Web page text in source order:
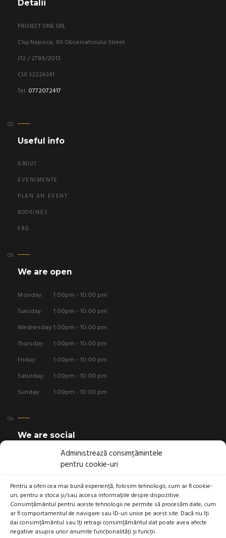
Administrează consimțămintele
pentru cookie-uri
Pentru a oferi cea mai bună experiență, folosim tehnologii, cum ar fi cookie-
uri, pentru a stoca și/sau accesa informațiile despre dispozitive.
Consimțământul pentru aceste tehnologii ne permite să procesăm date, cum
ar fi comportamentul de navigare sau ID-uri unice pe acest site. Dacă nu îți
dai consimțământul sau îți retragi consimțământul dat poate avea afecte
negative asupra unor anumite funcționalități și funcții.
Detalii
PROJECT ONE SRL
Cluj-Napoca, 90 Observatorului Street
J12 / 2789/2013
CUI 32226341
Tel: 0772072417
Useful info
ABOUT
EVENIMENTE
PLAN AN EVENT
BOOKINGS
FAQ
We are open
Monday:
1:00pm - 10:00 pm
Tuesday:
1:00pm - 10:00 pm
Wednesday:1:00pm - 10:00 pm
Thursday:
1:00pm - 10:00 pm
Friday:
1:00pm - 10:00 pm
Saturday:
1:00pm - 10:00 pm
Sunday:
1:00pm - 10:00 pm
We are social
Linkuri utile
Cookie Policy